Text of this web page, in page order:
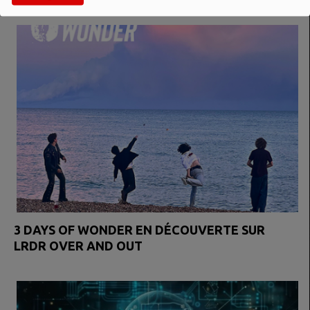
3 DAYS OF WONDER EN DÉCOUVERTE SUR
LRDR OVER AND OUT